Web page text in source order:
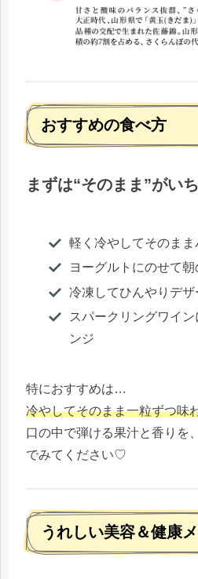
おすすめの食べ方
まずは“そのまま”がい
軽く冷やしてそのまま
ヨーグルトにのせて朝
冷凍してひんやりデザ
スパークリングワイ
ンジ
特におすすめは…
冷やしてそのまま一粒ずつ味
口の中で弾ける果汁と香りを
でみてください♡
うれしい美容＆健康